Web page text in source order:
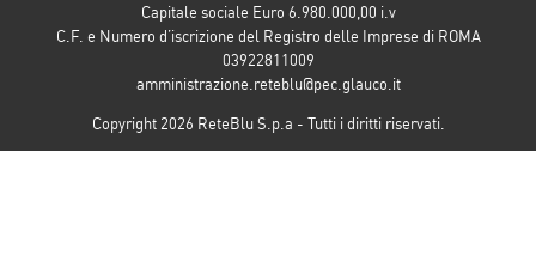
Capitale sociale Euro 6.980.000,00 i.v
C.F. e Numero d’iscrizione del Registro delle Imprese di ROMA
03922811009
amministrazione.reteblu@pec.glauco.it
Copyright 2026 ReteBlu S.p.a - Tutti i diritti riservati.